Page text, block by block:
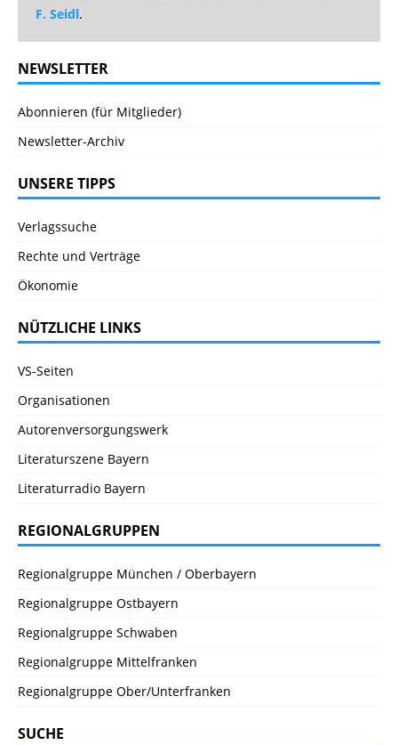
F. Seidl.
NEWSLETTER
Abonnieren (für Mitglieder)
Newsletter-Archiv
UNSERE TIPPS
Verlagssuche
Rechte und Verträge
Ökonomie
NÜTZLICHE LINKS
VS-Seiten
Organisationen
Autorenversorgungswerk
Literaturszene Bayern
Literaturradio Bayern
REGIONALGRUPPEN
Regionalgruppe München / Oberbayern
Regionalgruppe Ostbayern
Regionalgruppe Schwaben
Regionalgruppe Mittelfranken
Regionalgruppe Ober/Unterfranken
SUCHE